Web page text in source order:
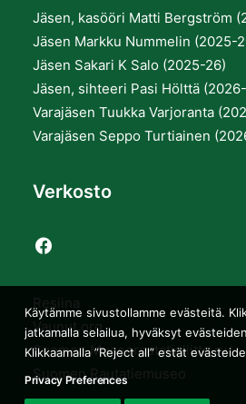
Jäsen, kasööri Matti Bergström
Jäsen Markku Nummelin (2025-
Jäsen Sakari K Salo (2025-26)
Jäsen, sihteeri Pasi Hölttä
Varajäsen Tuukka Varjoranta
Varajäsen Seppo Turtiainen
Verkosto
Resiina
Vaunut.org
Suomen Museorautatieliitto ry
Suomen Rautatiemuseo
Käytämme sivustollamme evästeitä.
jatkamalla selailua, hyväksyt
Klikkaamalla ”Reject all” estät
Privacy Preferences